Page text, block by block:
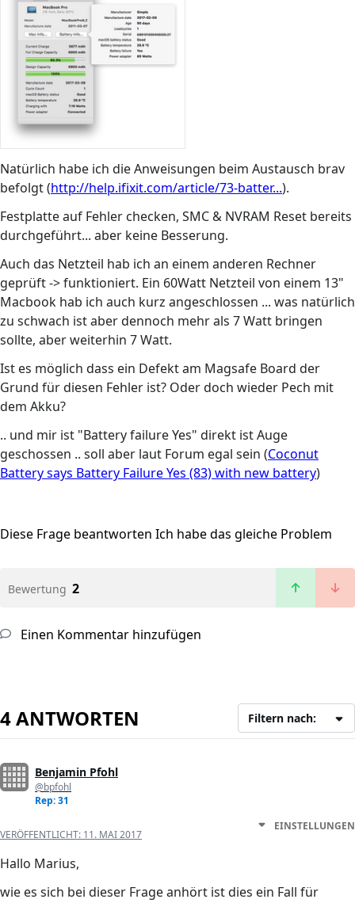
Natürlich habe ich die Anweisungen beim Austausch brav
befolgt (http://help.ifixit.com/article/73-batter...).
Festplatte auf Fehler checken, SMC & NVRAM Reset bereits
durchgeführt... aber keine Besserung.
Auch das Netzteil hab ich an einem anderen Rechner
geprüft -> funktioniert. Ein 60Watt Netzteil von einem 13"
Macbook hab ich auch kurz angeschlossen ... was natürlich
zu schwach ist aber dennoch mehr als 7 Watt bringen
sollte, aber weiterhin 7 Watt.
Ist es möglich dass ein Defekt am Magsafe Board der
Grund für diesen Fehler ist? Oder doch wieder Pech mit
dem Akku?
.. und mir ist "Battery failure Yes" direkt ist Auge
geschossen .. soll aber laut Forum egal sein (Coconut
Battery says Battery Failure Yes (83) with new battery)
Diese Frage beantworten Ich habe das gleiche Problem
Bewertung 2
Einen Kommentar hinzufügen
4 ANTWORTEN Filtern nach:
Benjamin Pfohl
@bpfohl
Rep: 31
VERÖFFENTLICHT: 11. MAI 2017
EINSTELLUNGEN
Hallo Marius,
wie es sich bei dieser Frage anhört ist dies ein Fall für